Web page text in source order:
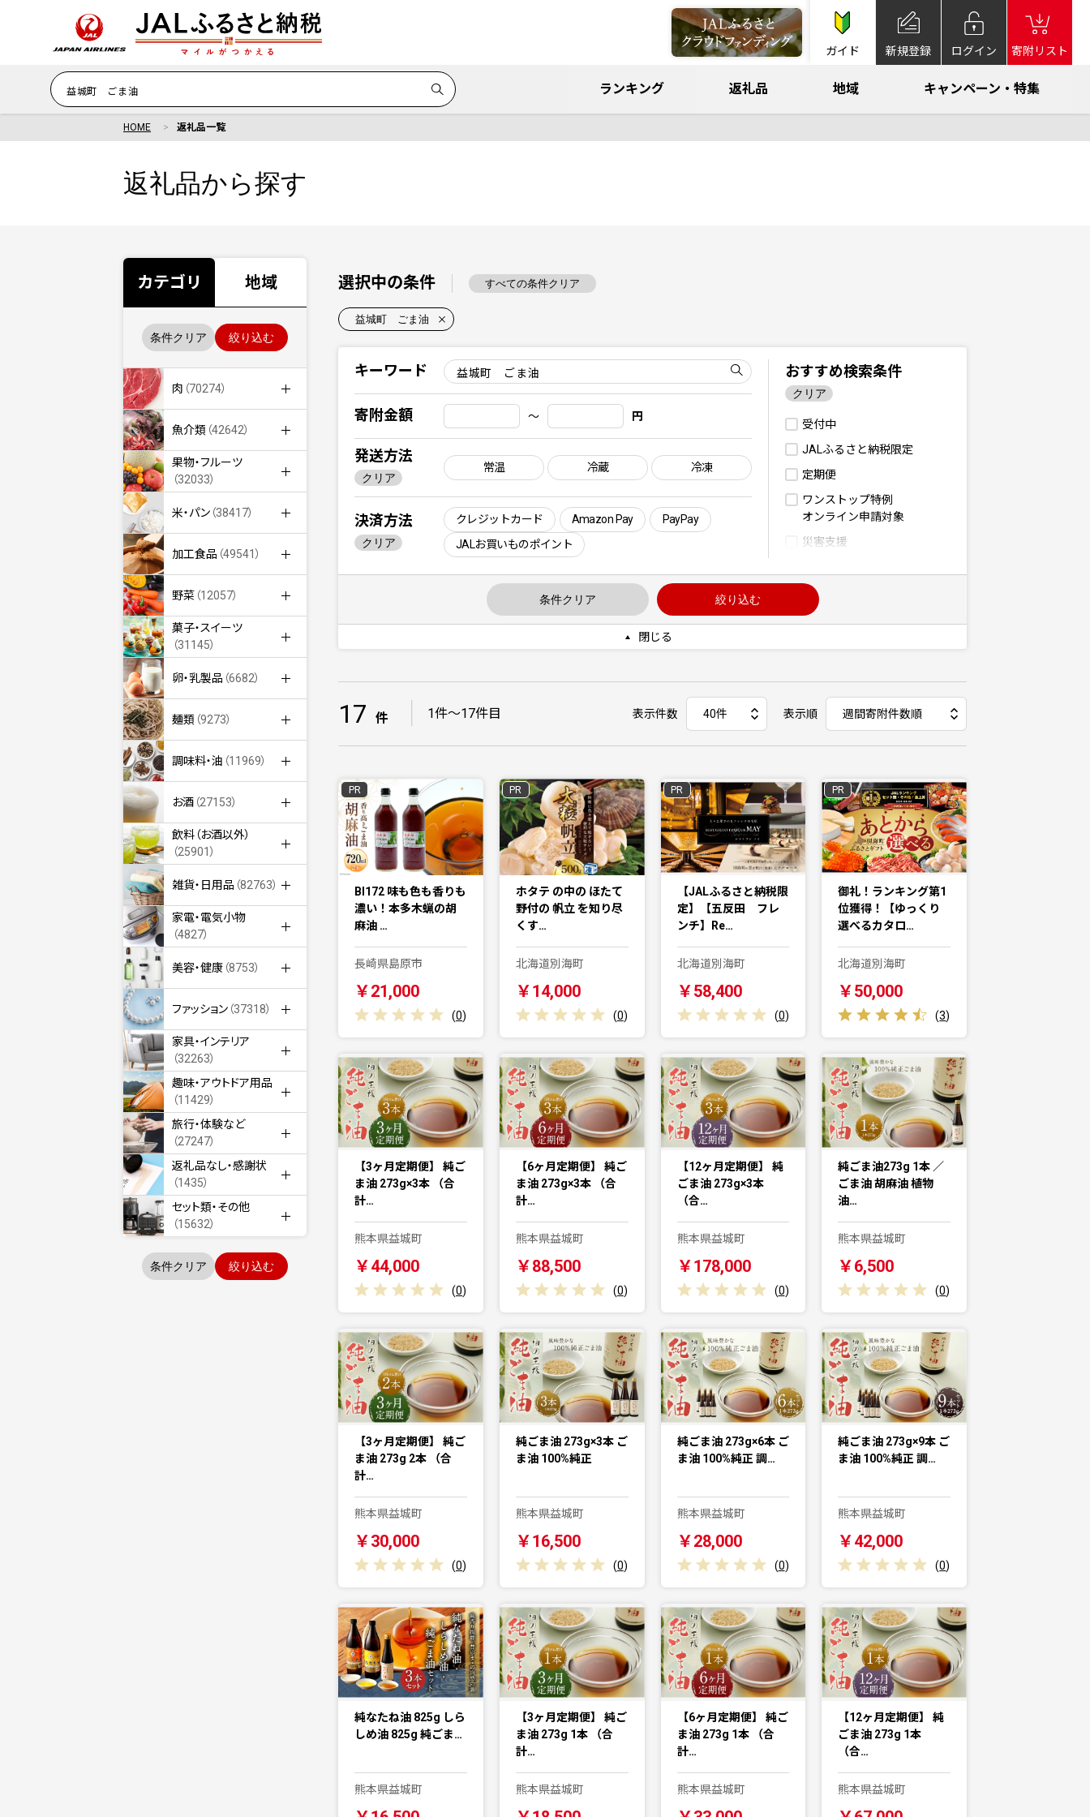
ガイド 新規登録 ログイン 寄附リスト
ランキング 返礼品 地域 キャンペーン・特集
HOME 返礼品一覧
返礼品から探す
カテゴリ 地域
条件クリア 絞り込む
肉 （70274）
魚介類 （42642）
果物・フルーツ
（32033）
米・パン （38417）
加工食品 （49541）
野菜 （12057）
菓子・スイーツ
（31145）
卵・乳製品 （6682）
麺類 （9273）
調味料・油 （11969）
お酒 （27153）
飲料（お酒以外）
（25901）
雑貨・日用品 （82763）
家電・電気小物
（4827）
美容・健康 （8753）
ファッション （37318）
家具・インテリア
（32263）
趣味・アウトドア用品
（11429）
旅行・体験など
（27247）
返礼品なし・感謝状
（1435）
セット類・その他
（15632）
条件クリア 絞り込む
選択中の条件 すべての条件クリア
益城町 ごま油
キーワード
寄附金額 〜 円
発送方法
クリア
常温 冷蔵 冷凍
決済方法
クリア
クレジットカード Amazon Pay
PayPay
JALお買いものポイント
おすすめ検索条件
クリア
受付中
JALふるさと納税限定
定期便
ワンストップ特例
オンライン申請対象
災害支援
条件クリア 絞り込む
閉じる
17 件 1件〜17件目 表示件数 表示順
PR
BI172 味も色も香りも
濃い！本多木蝋の胡
麻油 …
長崎県島原市
￥21,000
(0)
PR
ホタテ の中の ほたて
野付の 帆立 を知り尽
くす…
北海道別海町
￥14,000
(0)
PR
【JALふるさと納税限
定】【五反田 フレ
ンチ】Re…
北海道別海町
￥58,400
(0)
PR
御礼！ランキング第1
位獲得！【ゆっくり
選べるカタロ…
北海道別海町
￥50,000
(3)
【3ヶ月定期便】 純ご
ま油 273g×3本 （合
計…
熊本県益城町
￥44,000
(0)
【6ヶ月定期便】 純ご
ま油 273g×3本 （合
計…
熊本県益城町
￥88,500
(0)
【12ヶ月定期便】 純
ごま油 273g×3本
（合…
熊本県益城町
￥178,000
(0)
純ごま油273g 1本 ／
ごま油 胡麻油 植物
油…
熊本県益城町
￥6,500
(0)
【3ヶ月定期便】 純ご
ま油 273g 2本 （合
計…
熊本県益城町
￥30,000
(0)
純ごま油 273g×3本 ご
ま油 100%純正
熊本県益城町
￥16,500
(0)
純ごま油 273g×6本 ご
ま油 100%純正 調…
熊本県益城町
￥28,000
(0)
純ごま油 273g×9本 ご
ま油 100%純正 調…
熊本県益城町
￥42,000
(0)
純なたね油 825g しら
しめ油 825g 純ごま…
熊本県益城町
【3ヶ月定期便】 純ご
ま油 273g 1本 （合
計…
熊本県益城町
【6ヶ月定期便】 純ご
ま油 273g 1本 （合
計…
熊本県益城町
【12ヶ月定期便】 純
ごま油 273g 1本
（合…
熊本県益城町